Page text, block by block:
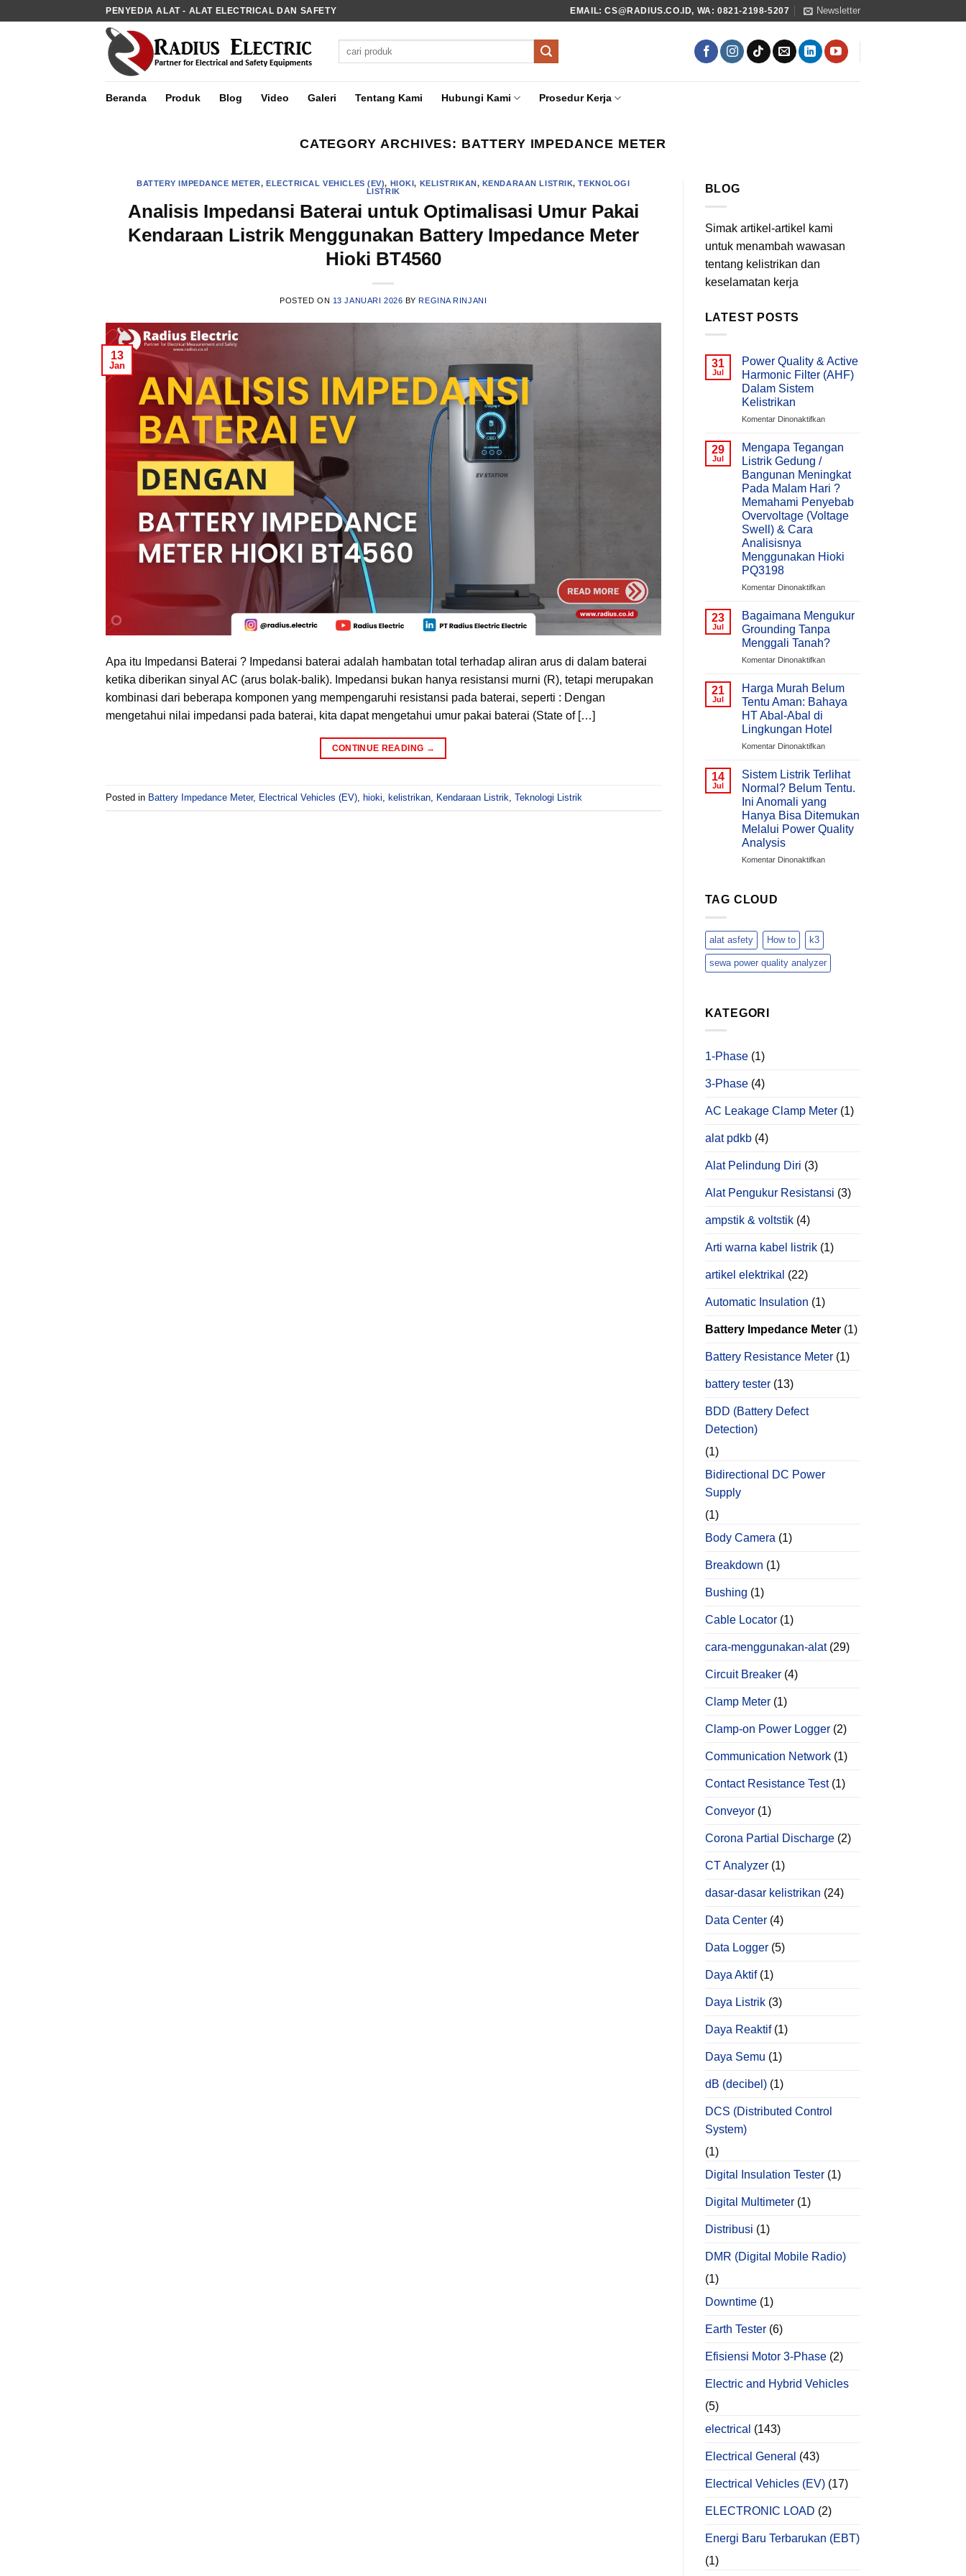
PENYEDIA ALAT - ALAT ELECTRICAL DAN SAFETY EMAIL: CS@RADIUS.CO.ID, WA: 0821-2198-5207 Newsletter
Pencarian
Beranda Produk Blog Video Galeri Tentang Kami Hubungi Kami Prosedur Kerja
CATEGORY ARCHIVES: BATTERY IMPEDANCE METER
BATTERY IMPEDANCE METER, ELECTRICAL VEHICLES (EV), HIOKI, KELISTRIKAN, KENDARAAN LISTRIK,TEKNOLOGI
LISTRIK
Analisis Impedansi Baterai untuk Optimalisasi Umur Pakai
Kendaraan Listrik Menggunakan Battery Impedance Meter
Hioki BT4560
POSTED ON 13 JANUARI 2026 BYREGINA RINJANI
13
Jan
Apa itu Impedansi Baterai ? Impedansi baterai adalah hambatan total terhadap aliran arus di dalam baterai
ketika diberikan sinyal AC (arus bolak-balik). Impedansi bukan hanya resistansi murni (R), tetapi merupakan
kombinasi dari beberapa komponen yang mempengaruhi resistansi pada baterai, seperti : Dengan
mengetahui nilai impedansi pada baterai, kita dapat mengetahui umur pakai baterai (State of […]
CONTINUE READING →
Posted in Battery Impedance Meter, Electrical Vehicles (EV) hioki kelistrikan Kendaraan Listrik Teknologi Listrik
BLOG
Simak artikel-artikel kami
untuk menambah wawasan
tentang kelistrikan dan
keselamatan kerja
LATEST POSTS
31
Jul
Power Quality & Active
Harmonic Filter (AHF)
Dalam Sistem
Kelistrikan
Komentar Dinonaktifkanpada
&
Harmonic
Filter
(AHF)
Dalam
29
Jul
Mengapa Tegangan
Listrik Gedung /
Bangunan Meningkat
Pada Malam Hari ?
Memahami Penyebab
Overvoltage (Voltage
Swell) & Cara
Analisisnya
Menggunakan Hioki
PQ3198
Komentar Dinonaktifkanpada
Tegangan
Listrik
Gedung
/
Bangunan
Pada
Malam
Hari
Memahami
Penyebab
(Voltage
Swell)
&
Cara
Analisisnya
Menggunakan
23
Jul
Bagaimana Mengukur
Grounding Tanpa
Menggali Tanah?
Komentar Dinonaktifkanpada
Mengukur
Grounding
Tanpa
Tanah?
21
Jul
Harga Murah Belum
Tentu Aman: Bahaya
HT Abal-Abal di
Lingkungan Hotel
Komentar Dinonaktifkanpada
Murah
Belum
Tentu
Aman:
Bahaya
HT
14
Jul
Sistem Listrik Terlihat
Normal? Belum Tentu.
Ini Anomali yang
Hanya Bisa Ditemukan
Melalui Power Quality
Analysis
Komentar Dinonaktifkanpada
Anomali
yang
TAG CLOUD
alat asfety How to k3
sewa power quality analyzer
KATEGORI
1-Phase(1)
3-Phase(4)
AC Leakage Clamp Meter(1)
alat pdkb(4)
Alat Pelindung Diri (3)
Alat Pengukur Resistansi (3)
ampstik & voltstik(4)
Arti warna kabel listrik(1)
artikel elektrikal (22)
Automatic Insulation (1)
Battery Impedance Meter(1)
Battery Resistance Meter(1)
battery tester(13)
BDD (Battery Defect
Detection)
(1)
Bidirectional DC Power
Supply
(1)
Body Camera (1)
Breakdown (1)
Bushing (1)
Cable Locator(1)
cara-menggunakan-alat(29)
Circuit Breaker(4)
Clamp Meter(1)
Clamp-on Power Logger(2)
Communication Network(1)
Contact Resistance Test(1)
Conveyor(1)
Corona Partial Discharge(2)
CT Analyzer(1)
dasar-dasar kelistrikan (24)
Data Center(4)
Data Logger(5)
Daya Aktif(1)
Daya Listrik(3)
Daya Reaktif(1)
Daya Semu (1)
dB (decibel)(1)
DCS (Distributed Control
System)
(1)
Digital Insulation Tester(1)
Digital Multimeter(1)
Distribusi (1)
DMR (Digital Mobile Radio)
(1)
Downtime(1)
Earth Tester(6)
Efisiensi Motor 3-Phase(2)
Electric and Hybrid Vehicles
(5)
electrical (143)
Electrical General (43)
Electrical Vehicles (EV)(17)
ELECTRONIC LOAD (2)
Energi Baru Terbarukan (EBT)
(1)